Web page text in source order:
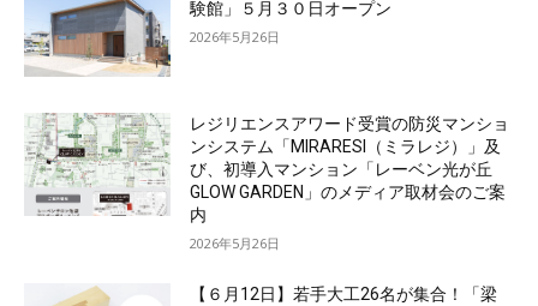
験館」５月３０日オープン
2026年5月26日
レジリエンスアワード受賞の防災マンショ
ンシステム「MIRARESI（ミラレジ）」及
び、初導入マンション「レーベン光が丘
GLOW GARDEN」のメディア取材会のご案
内
2026年5月26日
【６月12日】若手大工26名が集合！「梁